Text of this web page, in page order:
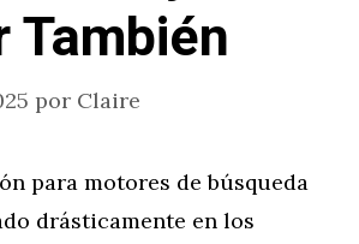
También
por Claire
para motores de búsqueda
drásticamente en los